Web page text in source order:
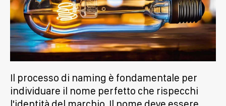
Il processo di naming è fondamentale per
individuare il nome perfetto che rispecchi